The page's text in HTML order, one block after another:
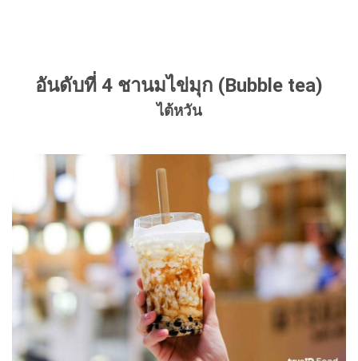
อันดับที่ 4 ชานมไข่มุก (Bubble tea)
ไต้หวัน